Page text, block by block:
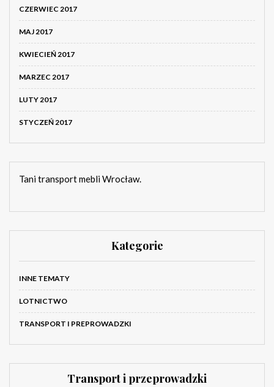
CZERWIEC 2017
MAJ 2017
KWIECIEŃ 2017
MARZEC 2017
LUTY 2017
STYCZEŃ 2017
Tani transport mebli Wrocław.
Kategorie
INNE TEMATY
LOTNICTWO
TRANSPORT I PREPROWADZKI
Transport i przeprowadzki